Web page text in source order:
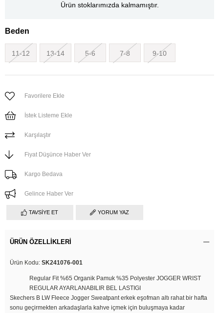
Ürün stoklarımızda kalmamıştır.
Beden
11-12 13-14 5-6 7-8 9-10
Favorilere Ekle
İstek Listeme Ekle
Karşılaştır
Fiyat Düşünce Haber Ver
Kargo Bedava
Gelince Haber Ver
TAVSIYE ET YORUM YAZ
ÜRÜN ÖZELLIKLERI
Ürün Kodu: SK241076-001
Regular Fit %65 Organik Pamuk %35 Polyester JOGGER WRIST
REGULAR AYARLANABILIR BEL LASTIGI
Skechers B LW Fleece Jogger Sweatpant erkek eşofman altı rahat bir hafta
sonu geçirmekten arkadaşlarla kahve içmek için buluşmaya kadar